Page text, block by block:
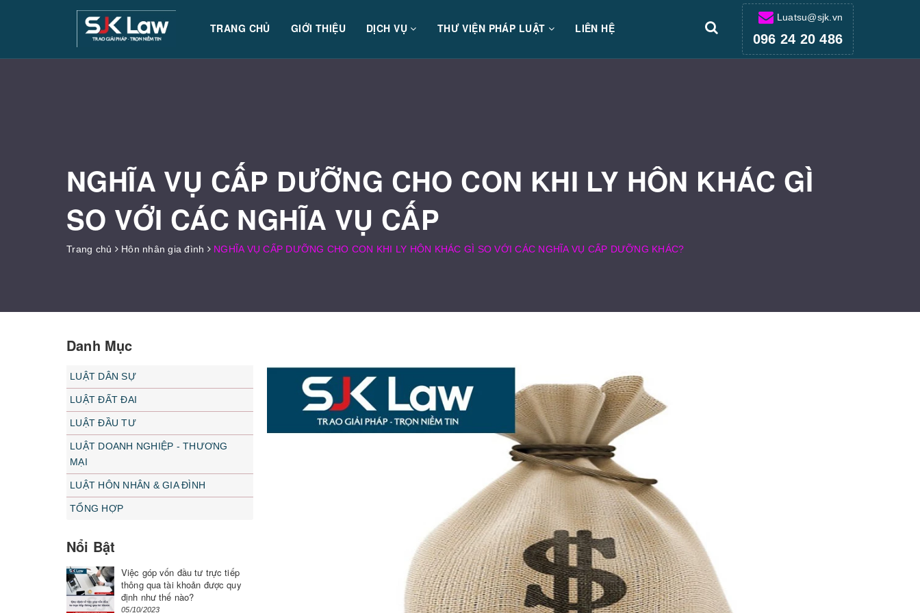
TRANG CHỦ GIỚI THIỆU DỊCH VỤ THƯ VIỆN PHÁP LUẬT LIÊN HỆ
Luatsu@sjk.vn
096 24 20 486
NGHĨA VỤ CẤP DƯỠNG CHO CON KHI LY HÔN KHÁC GÌ
SO VỚI CÁC NGHĨA VỤ CẤP
Trang chủ Hôn nhân gia đình NGHĨA VỤ CẤP DƯỠNG CHO CON KHI LY HÔN KHÁC GÌ SO VỚI CÁC NGHĨA VỤ CẤP DƯỠNG KHÁC?
Danh Mục
LUẬT DÂN SỰ
LUẬT ĐẤT ĐAI
LUẬT ĐẦU TƯ
LUẬT DOANH NGHIỆP - THƯƠNG
MẠI
LUẬT HÔN NHÂN & GIA ĐÌNH
TỔNG HỢP
Nổi Bật
Việc góp vốn đầu tư trực tiếp
thông qua tài khoản được quy
định như thế nào?
05/10/2023